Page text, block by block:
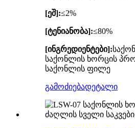
[ეშ]:≤2%
[ტენიანობა]:≤80%
[ინგრედიენტები]:
საქონლის ხორცის
საქონლის ფილე
გამოძიებადეტალი